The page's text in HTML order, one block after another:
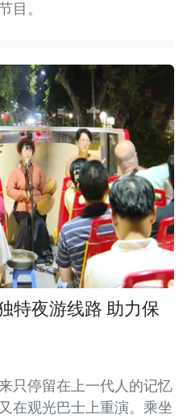
目。
特夜游线路 助力保
只停留在上一代人的记忆
在观光巴士上重演。乘坐